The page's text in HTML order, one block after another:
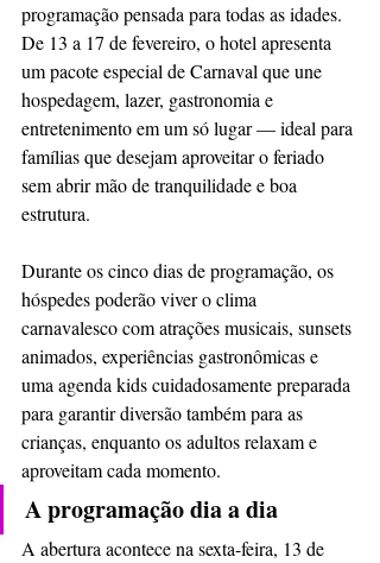
programação pensada para todas as idades.
De 13 a 17 de fevereiro, o hotel apresenta
um pacote especial de Carnaval que une
hospedagem, lazer, gastronomia e
entretenimento em um só lugar — ideal para
famílias que desejam aproveitar o feriado
sem abrir mão de tranquilidade e boa
estrutura.
Durante os cinco dias de programação, os
hóspedes poderão viver o clima
carnavalesco com atrações musicais, sunsets
animados, experiências gastronômicas e
uma agenda kids cuidadosamente preparada
para garantir diversão também para as
crianças, enquanto os adultos relaxam e
aproveitam cada momento.
A programação dia a dia
A abertura acontece na sexta-feira, 13 de